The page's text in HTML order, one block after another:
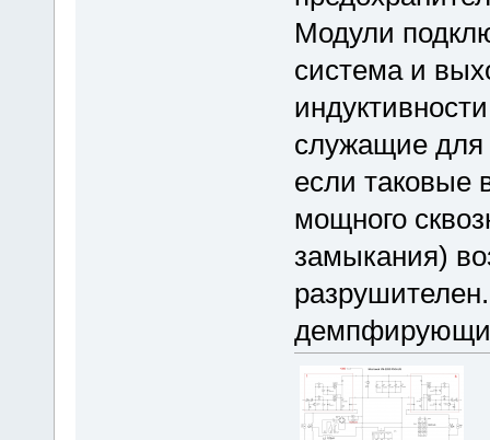
Модули
система и
служащие для
если таковые
мощного
замыкания)